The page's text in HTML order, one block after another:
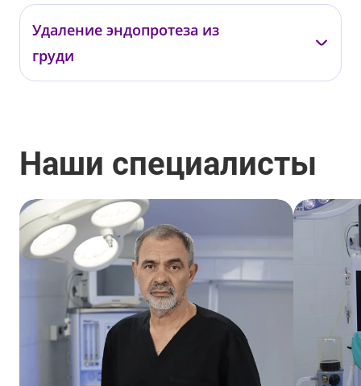
Удаление эндопротеза из
груди
от 290 000 ₽ от 290 000 ₽
Наши специалисты